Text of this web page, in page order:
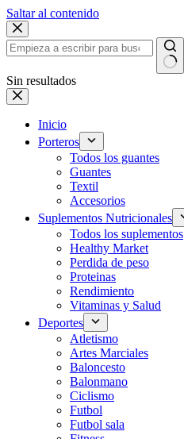
Saltar al contenido
Sin resultados
Inicio
Porteros
Todos los guantes
Guantes
Textil
Accesorios
Suplementos Nutricionales
Todos los suplementos
Healthy Market
Perdida de peso
Proteinas
Rendimiento
Vitaminas y Salud
Deportes
Atletismo
Artes Marciales
Baloncesto
Balonmano
Ciclismo
Futbol
Futbol sala